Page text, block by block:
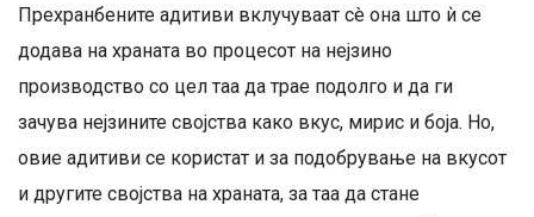
Прехранбените адитиви вклучуваат сè она што ѝ се
додава на храната во процесот на нејзино
производство со цел таа да трае подолго и да ги
зачува нејзините својства како вкус, мирис и боја. Но,
овие адитиви се користат и за подобрување на вкусот
и другите својства на храната, за таа да стане